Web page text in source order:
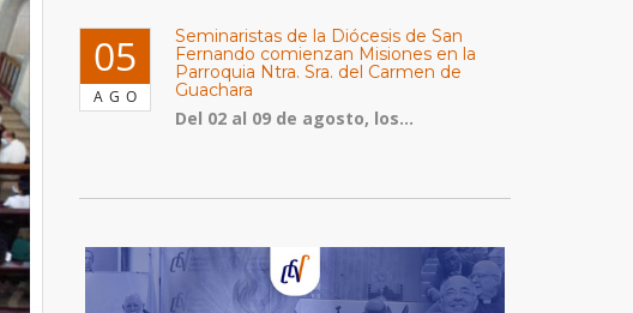
05
AGO
Seminaristas de la Diócesis de San
Fernando comienzan Misiones en la
Parroquia Ntra. Sra. del Carmen de
Guachara
Del 02 al 09 de agosto, los...